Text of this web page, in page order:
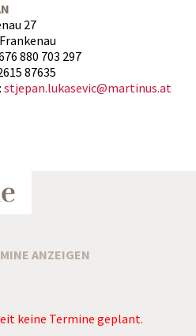
27
880 703 297
87635
stjepan.lukasevic@martinus.at
ANZEIGEN
keine Termine geplant.